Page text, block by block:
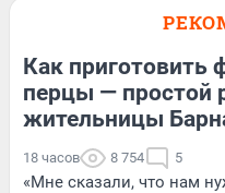
Как приготовить
перцы — простой
жительницы
18 часов 8 754 5
«Мне сказали, что нам